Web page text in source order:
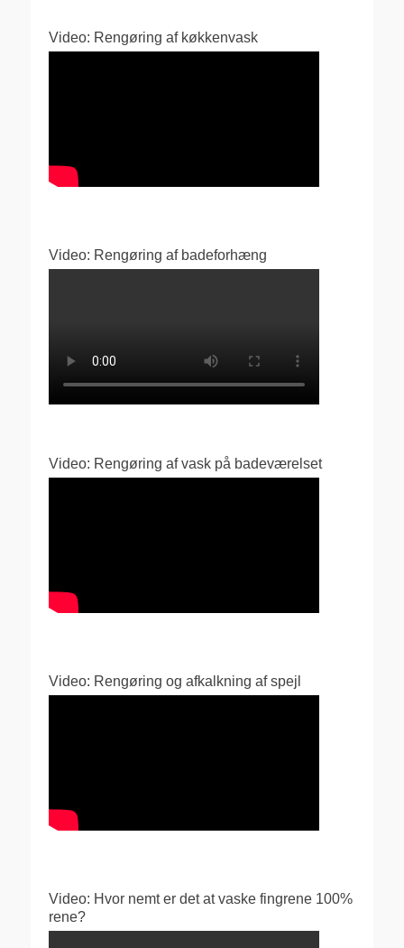
Video: Rengøring af køkkenvask
Video: Rengøring af badeforhæng
Video: Rengøring af vask på badeværelset
Video: Rengøring og afkalkning af spejl
Video: Hvor nemt er det at vaske fingrene 100%
rene?